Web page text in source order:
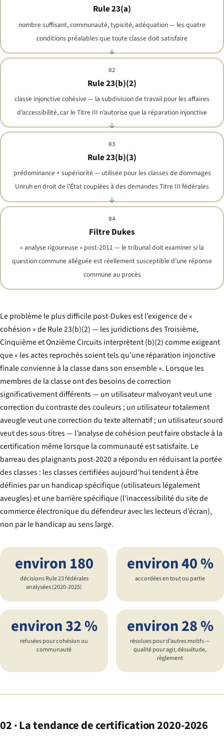
Rule 23(a)
nombre suffisant, communauté, typicité, adéquation — les quatre
conditions préalables que toute classe doit satisfaire
02
Rule 23(b)(2)
classe injonctive cohésive — la subdivision de travail pour les affaires
d’accessibilité, car le Titre III n’autorise que la réparation injonctive
03
Rule 23(b)(3)
prédominance + supériorité — utilisée pour les classes de dommages
Unruh en droit de l’État couplées à des demandes Titre III fédérales
04
Filtre Dukes
« analyse rigoureuse » post-2011 — le tribunal doit examiner si la
question commune alléguée est réellement susceptible d’une réponse
commune au procès
Le problème le plus difficile post-Dukesest l’exigence de «
cohésion » de Rule 23(b)(2) — les juridictions des Troisième,
Cinquième et Onzième Circuits interprètent (b)(2) comme exigeant
que « les actes reprochés soient tels qu’une réparation injonctive
finale convienne à la classe dans son ensemble ». Lorsque les
membres de la classe ont des besoins de correction
significativement différents — un utilisateur malvoyant veut une
correction du contraste des couleurs ; un utilisateur totalement
aveugle veut une correction du texte alternatif ; un utilisateur sourd
veut des sous-titres — l’analyse de cohésion peut faire obstacle à la
certification même lorsque la communauté est satisfaite. Le
barreau des plaignants post-2020 a répondu en réduisant la portée
des classes : les classes certifiées aujourd’hui tendent à être
définies par un handicap spécifique (utilisateurs légalement
aveugles) et une barrière spécifique (l’inaccessibilité du site de
commerce électronique du défendeur avec les lecteurs d’écran),
non par le handicap au sens large.
environ 180
décisions Rule 23 fédérales
analysées (2020-2025)
environ 40 %
accordées en tout ou partie
environ 32 %
refusées pour cohésion ou
communauté
environ 28 %
résolues pour d’autres motifs —
qualité pour agir, désuétude,
règlement
02 · La tendance de certification 2020-2026